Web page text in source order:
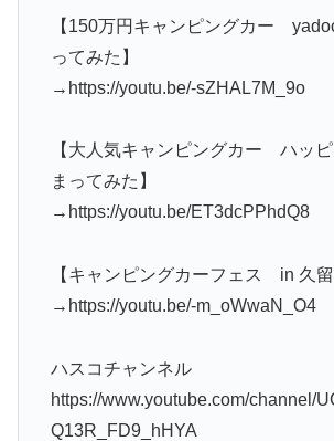
【150万円キャンピングカー
ってみた】
→https://youtu.be/-sZHAL7M_9o
【大人気キャンピングカー ハッ
まってみた】
→https://youtu.be/ET3dcPPhdQ8
【キャンピングカーフェス in 久留
→https://youtu.be/-m_oWwaN_O4
ハスコチャンネル
https://www.youtube.com/channel/
Q13R_FD9_hHYA